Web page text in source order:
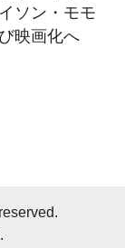
ソン・モモ
映画化へ
.